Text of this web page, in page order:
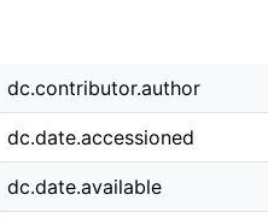
dc.contributor.author
dc.date.accessioned
dc.date.available